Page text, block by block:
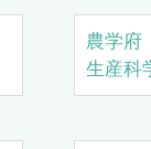
農学
生産科